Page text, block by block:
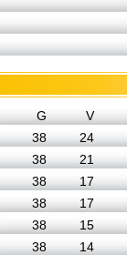
G
V
38
24
38
21
38
17
38
17
38
15
38
14